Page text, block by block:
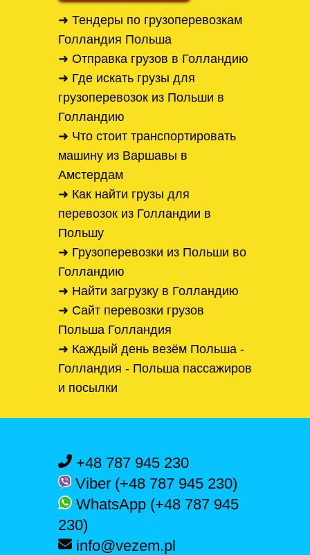
➜ Тендеры по грузоперевозкам
Голландия Польша
➜ Отправка грузов в Голландию
➜ Где искать грузы для
грузоперевозок из Польши в
Голландию
➜ Что стоит транспортировать
машину из Варшавы в
Амстердам
➜ Как найти грузы для
перевозок из Голландии в
Польшу
➜ Грузоперевозки из Польши во
Голландию
➜ Найти загрузку в Голландию
➜ Сайт перевозки грузов
Польша Голландия
➜ Каждый день везём Польша -
Голландия - Польша пассажиров
и посылки
+48 787 945 230
Viber (+48 787 945 230)
WhatsApp (+48 787 945
230)
info@vezem.pl